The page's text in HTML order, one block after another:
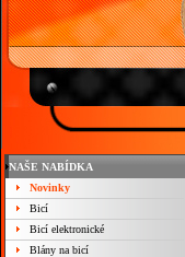
NAŠE NABÍDKA
Novinky
Bicí
Bicí elektronické
Blány na bicí